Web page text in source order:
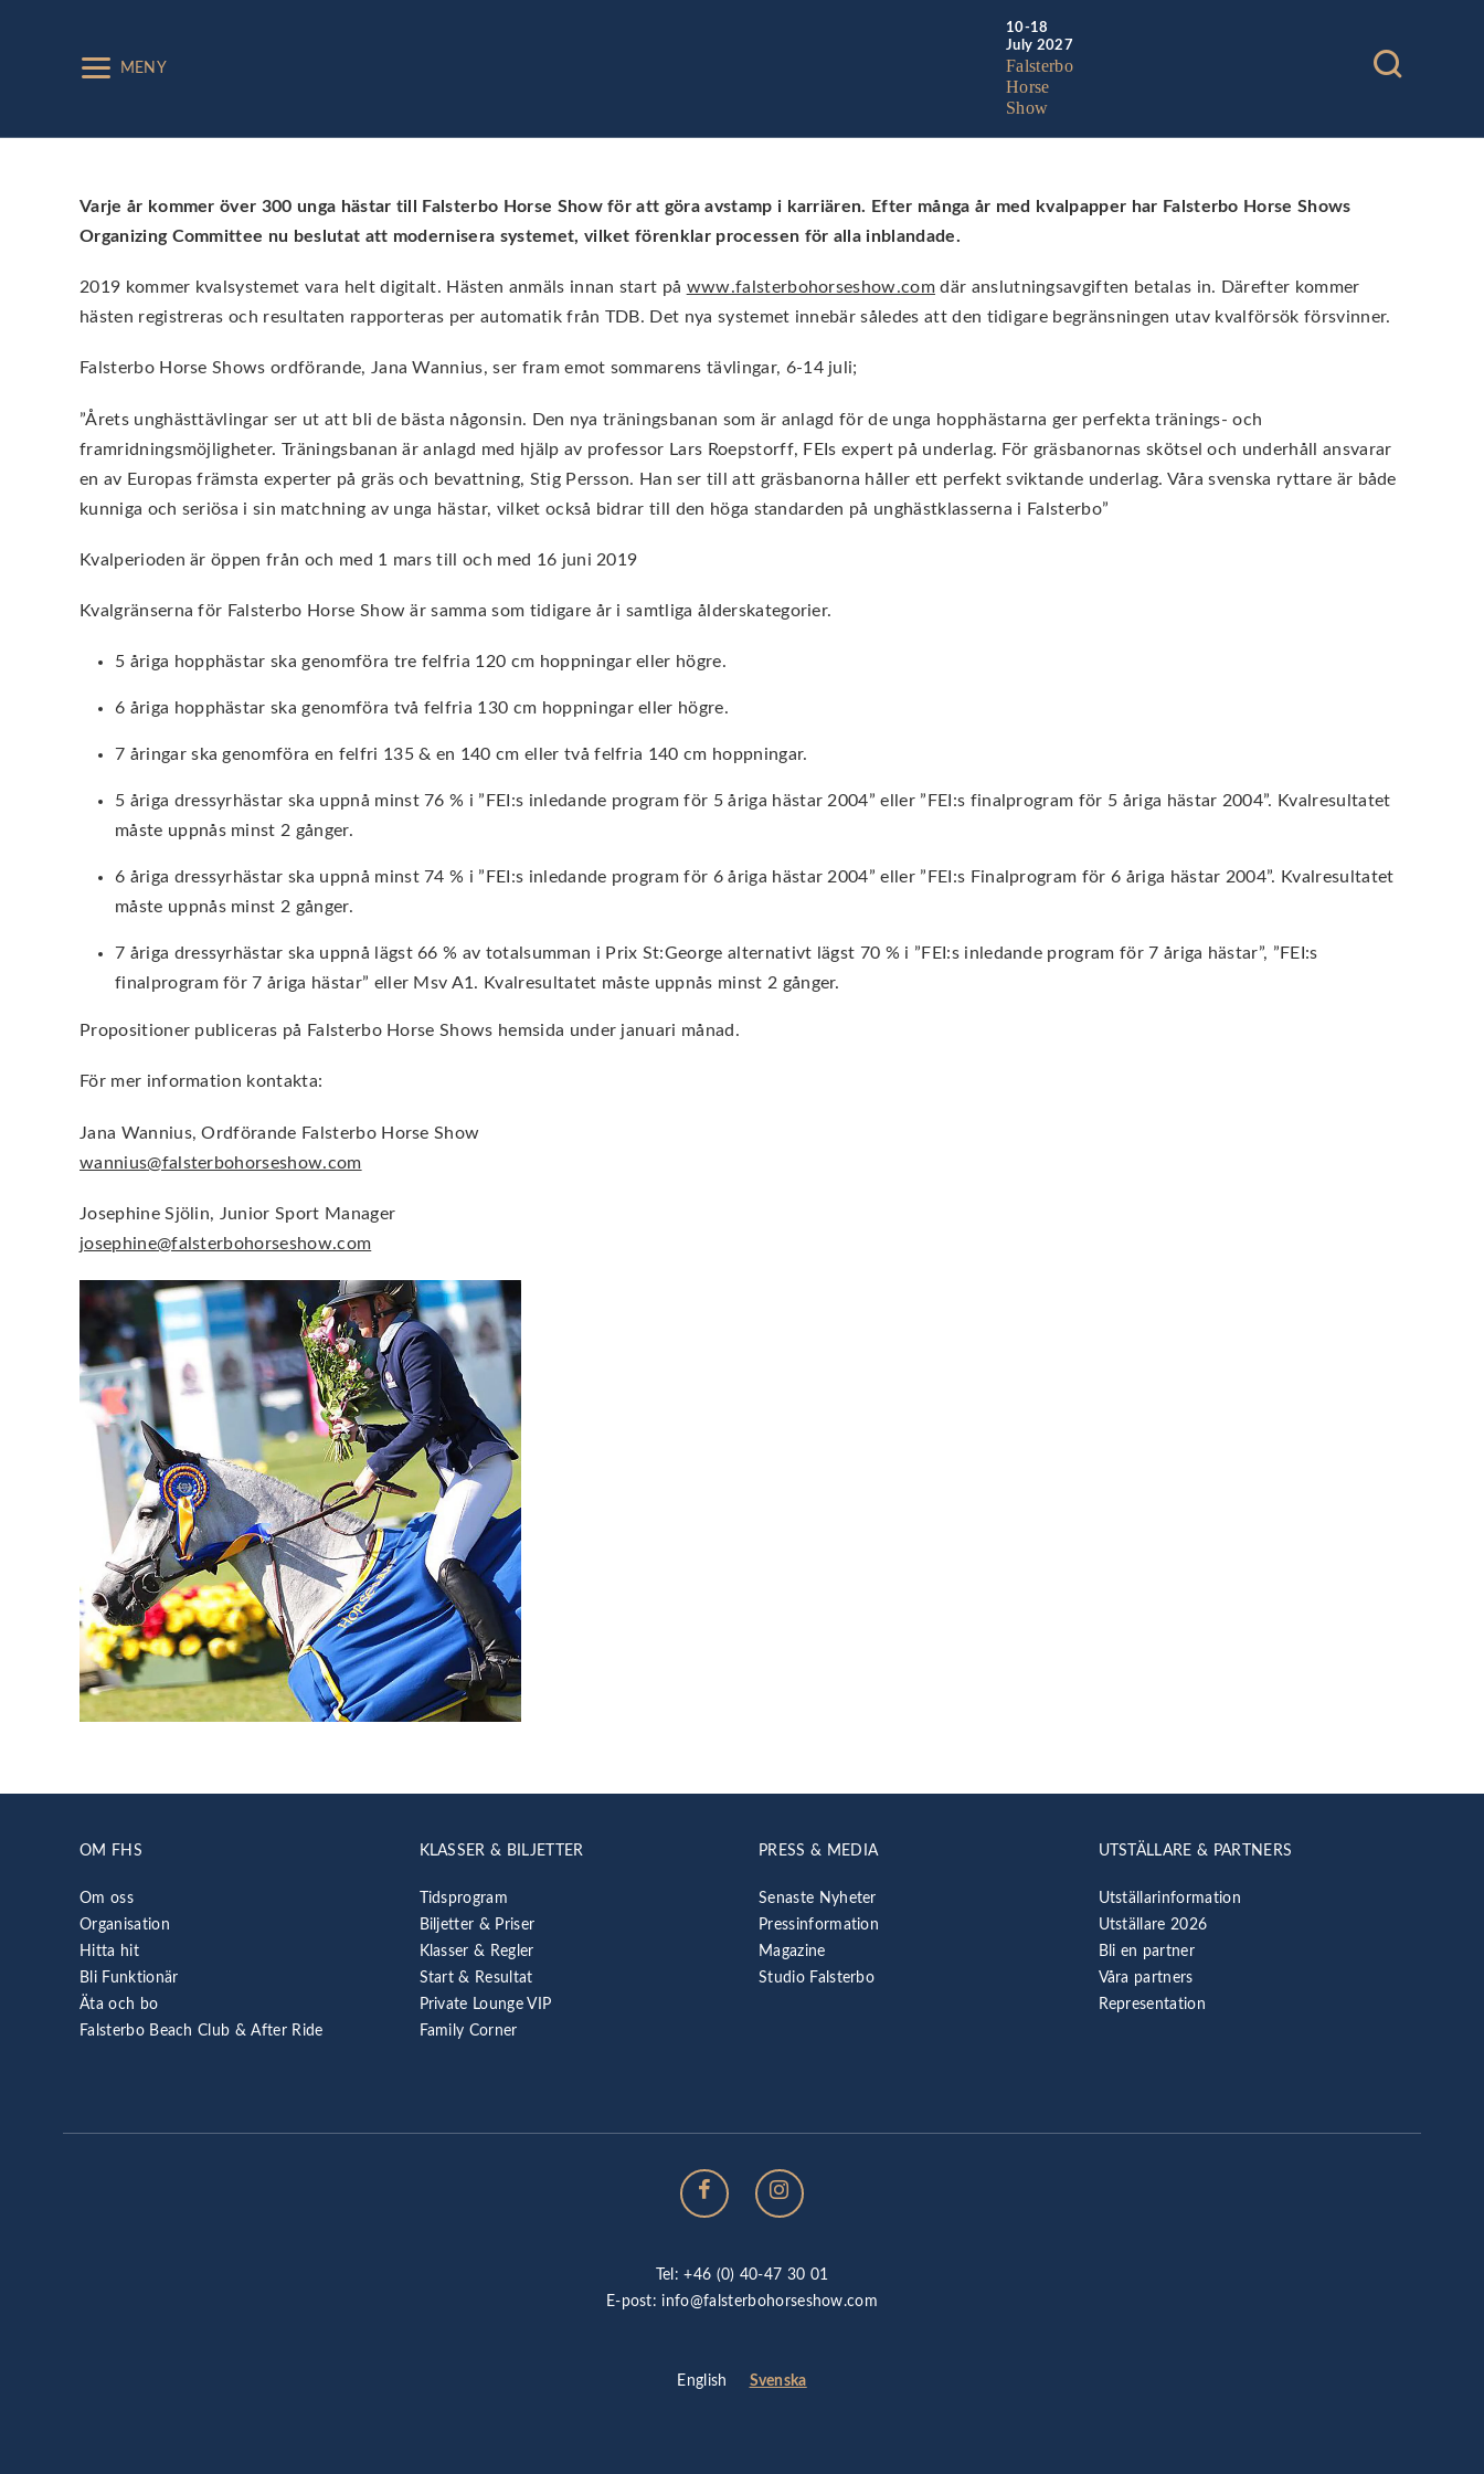
MENY
10-18
July 2027
Falsterbo
Horse
Show
Varje år kommer över 300 unga hästar till Falsterbo Horse Show för att göra avstamp i karriären. Efter många år med kvalpapper har Falsterbo Horse Shows
Organizing Committee nu beslutat att modernisera systemet, vilket förenklar processen för alla inblandade.
2019 kommer kvalsystemet vara helt digitalt. Hästen anmäls innan start på www.falsterbohorseshow.com där anslutningsavgiften betalas in. Därefter kommer
hästen registreras och resultaten rapporteras per automatik från TDB. Det nya systemet innebär således att den tidigare begränsningen utav kvalförsök försvinner.
Falsterbo Horse Shows ordförande, Jana Wannius, ser fram emot sommarens tävlingar, 6-14 juli;
”Årets unghästtävlingar ser ut att bli de bästa någonsin. Den nya träningsbanan som är anlagd för de unga hopphästarna ger perfekta tränings- och
framridningsmöjligheter. Träningsbanan är anlagd med hjälp av professor Lars Roepstorff, FEIs expert på underlag. För gräsbanornas skötsel och underhåll ansvarar
en av Europas främsta experter på gräs och bevattning, Stig Persson. Han ser till att gräsbanorna håller ett perfekt sviktande underlag. Våra svenska ryttare är både
kunniga och seriösa i sin matchning av unga hästar, vilket också bidrar till den höga standarden på unghästklasserna i Falsterbo”
Kvalperioden är öppen från och med 1 mars till och med 16 juni 2019
Kvalgränserna för Falsterbo Horse Show är samma som tidigare år i samtliga ålderskategorier.
5 åriga hopphästar ska genomföra tre felfria 120 cm hoppningar eller högre.
6 åriga hopphästar ska genomföra två felfria 130 cm hoppningar eller högre.
7 åringar ska genomföra en felfri 135 & en 140 cm eller två felfria 140 cm hoppningar.
5 åriga dressyrhästar ska uppnå minst 76 % i ”FEI:s inledande program för 5 åriga hästar 2004” eller ”FEI:s finalprogram för 5 åriga hästar 2004”. Kvalresultatet
måste uppnås minst 2 gånger.
6 åriga dressyrhästar ska uppnå minst 74 % i ”FEI:s inledande program för 6 åriga hästar 2004” eller ”FEI:s Finalprogram för 6 åriga hästar 2004”. Kvalresultatet
måste uppnås minst 2 gånger.
7 åriga dressyrhästar ska uppnå lägst 66 % av totalsumman i Prix St:George alternativt lägst 70 % i ”FEI:s inledande program för 7 åriga hästar”, ”FEI:s
finalprogram för 7 åriga hästar” eller Msv A1. Kvalresultatet måste uppnås minst 2 gånger.
Propositioner publiceras på Falsterbo Horse Shows hemsida under januari månad.
För mer information kontakta:
Jana Wannius, Ordförande Falsterbo Horse Show
wannius@falsterbohorseshow.com
Josephine Sjölin, Junior Sport Manager
josephine@falsterbohorseshow.com
OM FHS
Om oss
Organisation
Hitta hit
Bli Funktionär
Äta och bo
Falsterbo Beach Club & After Ride
KLASSER & BILJETTER
Tidsprogram
Biljetter & Priser
Klasser & Regler
Start & Resultat
Private Lounge VIP
Family Corner
PRESS & MEDIA
Senaste Nyheter
Pressinformation
Magazine
Studio Falsterbo
UTSTÄLLARE & PARTNERS
Utställarinformation
Utställare 2026
Bli en partner
Våra partners
Representation
Tel: +46 (0) 40-47 30 01
E-post: info@falsterbohorseshow.com
English Svenska